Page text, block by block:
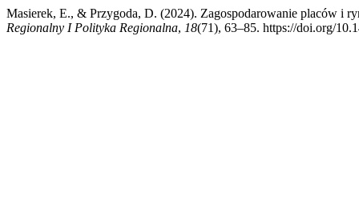
Masierek, E., & Przygoda, D. (2024). Zagospodarowanie placów i
Regionalny I Polityka Regionalna, 18(71), 63–85. https://doi.org/